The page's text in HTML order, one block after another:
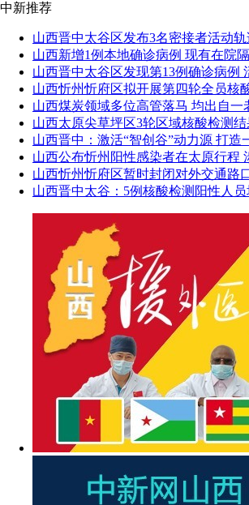
中新推荐
山西晋中太谷区发布3名密接者活动轨
山西新增1例本地确诊病例 现有在院
山西晋中太谷区发现第13例确诊病例
山西忻州忻府区拟开展第四轮全员核
山西煤炭领域多位高管落马 均出自一
山西太原尖草坪区3轮区域核酸检测
山西晋中：激活“智创谷”动力源 打造
山西公布忻州阳性感染者在太原行程
山西忻州忻府区暂时封闭对外交通路
山西晋中太谷：5例核酸检测阳性人